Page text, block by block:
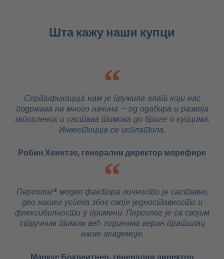
Шта кажу наши купци
Сертификација нам је пружила алат који нас
подржава на много начина – од одабира и развоја
запослених и састава тимова до бриге о купцима.
Инвестиција се исплатила.
Робин Хеинтзе, генерални директор морефире
Персолог® модел фактора личности је саставни
део нашег успеха због своје једноставности и
флексибилности у примени. Персолог је са својим
стручним тимом већ годинама веран пратилац
наше академије.